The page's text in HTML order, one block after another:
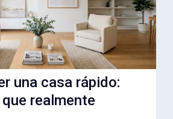
una casa rápido:
realmente